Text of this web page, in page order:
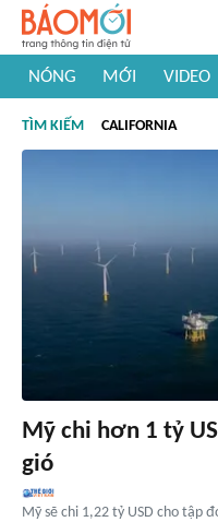
NÓNG MỚI VIDEO
#Khám phá thế giới
TÌM KIẾM CALIFORNIA
Mỹ chi hơn 1 tỷ
gió
Mỹ sẽ chi 1,22 tỷ USD cho tập